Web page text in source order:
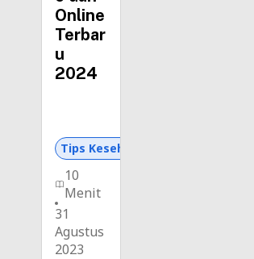
Online
Terbar
u
2024
Tips Kesehatan dan Asuransi
10
Menit
31
Agustus
2023